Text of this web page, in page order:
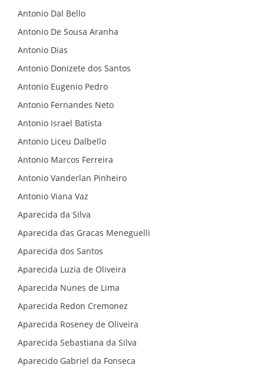
Antonio Dal Bello
Antonio De Sousa Aranha
Antonio Dias
Antonio Donizete dos Santos
Antonio Eugenio Pedro
Antonio Fernandes Neto
Antonio Israel Batista
Antonio Liceu Dalbello
Antonio Marcos Ferreira
Antonio Vanderlan Pinheiro
Antonio Viana Vaz
Aparecida da Silva
Aparecida das Gracas Meneguelli
Aparecida dos Santos
Aparecida Luzia de Oliveira
Aparecida Nunes de Lima
Aparecida Redon Cremonez
Aparecida Roseney de Oliveira
Aparecida Sebastiana da Silva
Aparecido Gabriel da Fonseca